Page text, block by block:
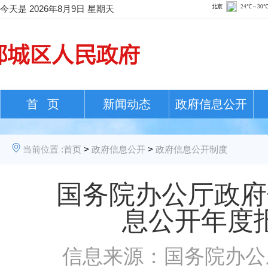
今天是 2026年8月9日 星期天
首 页 新闻动态 政府信息公开
当前位置 :首页 > 政府信息公开 > 政府信息公开制度
国务院办公厅政
息公开年度
信息来源：国务院办